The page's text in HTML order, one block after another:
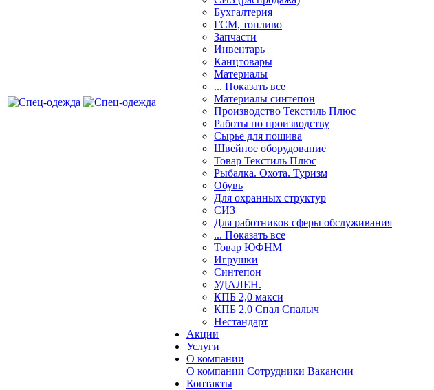
Бухгалтерия
ГСМ, топливо
Запчасти
Инвентарь
Канцтовары
Материалы
... Показать все
Материалы синтепон
Производство Текстиль Плюс
Работы по производству
Сырье для пошива
Швейное оборудование
Товар Текстиль Плюс
Рыбалка. Охота. Туризм
Обувь
Для охранных структур
СИЗ
Для работников сферы обслуживания
... Показать все
Товар ЮФНМ
Игрушки
Синтепон
УДАЛЕН.
КПБ 2,0 макси
КПБ 2,0 Спал Спалыч
Нестандарт
Акции
Услуги
О компании
О компании Сотрудники Вакансии
Контакты